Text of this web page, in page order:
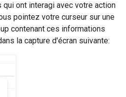
ont interagi avec votre action
pointez votre curseur sur une
contenant ces informations
la capture d'écran suivante: